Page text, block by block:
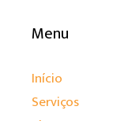
Menu
Início
Serviços